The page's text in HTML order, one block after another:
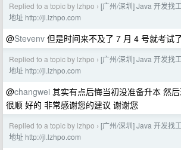
Replied to a topic by lzhpo › [广州/深圳] Java 开发找
地址 http://jl.lzhpo.com
@Stevenv 但是时间来不及了 7 月 4 号就考试
Replied to a topic by lzhpo › [广州/深圳] Java 开发找
地址 http://jl.lzhpo.com
@changwei 其实有点后悔当初没准备升本 然
很顺 好的 非常感谢您的建议 谢谢您
Replied to a topic by lzhpo › [广州/深圳] Java 开发找
地址 http://jl.lzhpo.com